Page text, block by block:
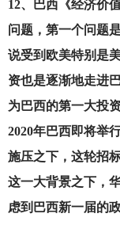
12、巴西《经济价
问题，第一个问题
说受到欧美特别是
资也是逐渐地走进
为巴西的第一大投
2020年巴西即将举
施压之下，这轮招
这一大背景之下，
虑到巴西新一届的